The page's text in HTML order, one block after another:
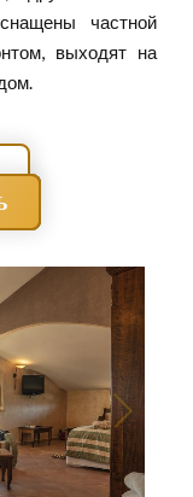
частной
выходят на